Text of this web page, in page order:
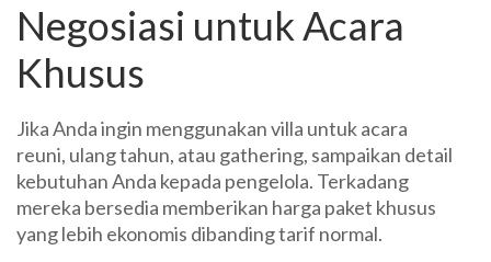
Negosiasi untuk Acara
Khusus
Jika Anda ingin menggunakan villa untuk acara
reuni, ulang tahun, atau gathering, sampaikan detail
kebutuhan Anda kepada pengelola. Terkadang
mereka bersedia memberikan harga paket khusus
yang lebih ekonomis dibanding tarif normal.